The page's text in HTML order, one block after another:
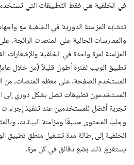
في الخلفية هي فقط التطبيقات التي
تتشابه المزامنة الدورية في الخلفية مع
والممارسات الحالية على المنصات الرائجة.
المزامنة لمرة واحدة في الخلفية والإشعارات
تطبيق الويب لفترة أطول قليلاً (من خلال
المستخدم الصفحة. على معظم المنصات، من
المستخدمون تطبيقات تصل بشكل دوري إلى
تجربة أفضل للمستخدمين عند تنفيذ إجراءات
وجلب المحتوى مسبقًا ومزامنة البيانات.
الخلفية إلى إطالة مدة تشغيل منطق تطبيق
يستغرق ذلك بضع دقائق في كل مرة.